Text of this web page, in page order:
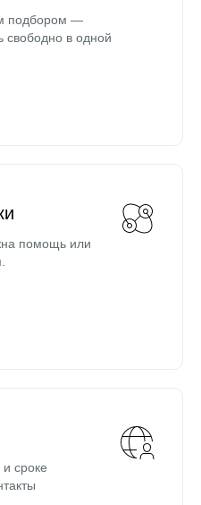
подбором —
свободно в одной
помощь или
сроке